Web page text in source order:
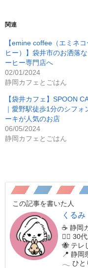
関連
【emine coffee（エミネコ
ヒー）】袋井市のお洒落な
ーヒー専門店へ
02/01/2024
静岡カフェとごはん
【袋井カフェ】SPOON
｜愛野駅徒歩1分のシフォ
ーキが人気のお店
06/05/2024
静岡カフェとごはん
この記事を書いた人
くるみ
☕️ 静岡
🚶‍♀️ 30
🐝 テレ
📍 静岡
𓂃 ひと